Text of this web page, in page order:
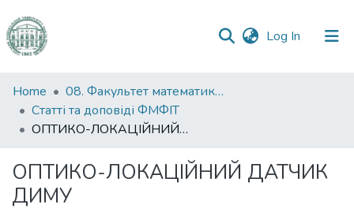
Log In (current)
Communities
&
Collections
Statistics
Home
08. Факультет математики, фізики та інформаційних технологій
Статті та доповіді ФМФІТ
ОПТИКО-ЛОКАЦІЙНИЙ ДАТЧИК ДИМУ
ОПТИКО-ЛОКАЦІЙНИЙ ДАТЧИК
ДИМУ